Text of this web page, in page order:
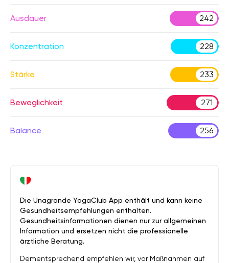
Ausdauer 242
Konzentration 228
Stärke 233
Beweglichkeit 271
Balance 256
Die Unagrande YogaClub App enthält und kann keine
Gesundheitsempfehlungen enthalten.
Gesundheitsinformationen dienen nur zur allgemeinen
Information und ersetzen nicht die professionelle
ärztliche Beratung.
Dementsprechend empfehlen wir, vor Maßnahmen auf